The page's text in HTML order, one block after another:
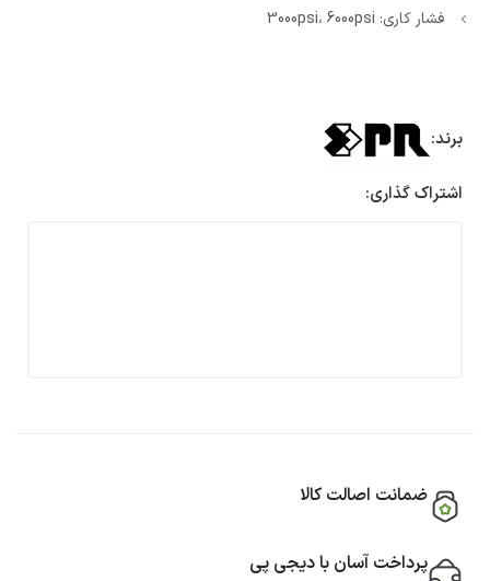
فشار کاری: 3000psi، 6000psi
برند:
اشتراک گذاری:
ضمانت اصالت کالا
پرداخت آسان با دیجی پی